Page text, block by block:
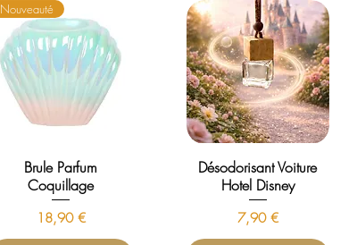
Nouveauté
Brule Parfum
Coquillage
Prix
18,90 €
Désodorisant Voiture
Hotel Disney
Prix
7,90 €